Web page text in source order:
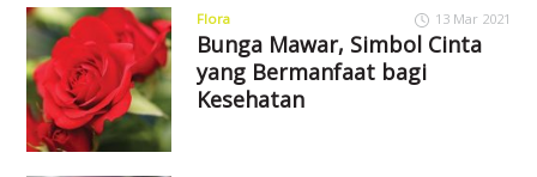
Flora 13 Mar 2021
Bunga Mawar, Simbol Cinta
yang Bermanfaat bagi
Kesehatan